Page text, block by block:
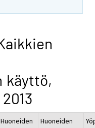
käyttö,
Huoneiden
Huoneiden